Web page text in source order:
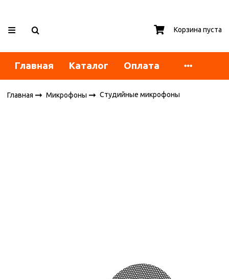
Корзина пуста
Главная Каталог Оплата
Главная Микрофоны Студийные микрофоны